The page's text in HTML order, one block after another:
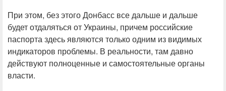
При этом, без этого Донбасс все дальше и дальше
будет отдаляться от Украины, причем российские
паспорта здесь являются только одним из видимых
индикаторов проблемы. В реальности, там давно
действуют полноценные и самостоятельные органы
власти.